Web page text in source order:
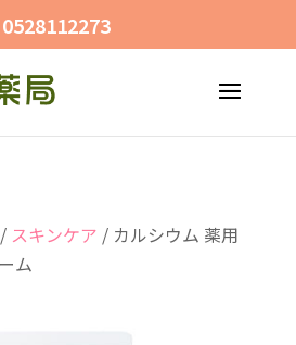
0528112273
/ スキンケア / カルシウム 薬用
ム